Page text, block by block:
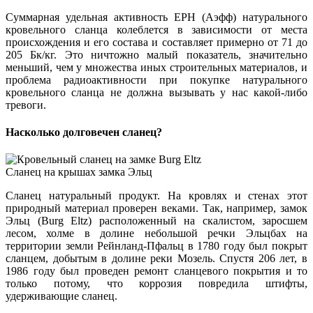
Суммарная удельная активность ЕРН (Аэфф) натурального
кровельного сланца колеблется в зависимости от места
происхождения и его состава и составляет примерно от 71 до
205 Бк/кг. Это ничтожно малый показатель, значительно
меньший, чем у множества иных строительных материалов, и
проблема радиоактивности при покупке натурального
кровельного сланца не должна вызывать у нас какой-либо
тревоги.
Насколько долговечен сланец?
Сланец на крышах замка Эльц
Сланец натуральный продукт. На кровлях и стенах этот
природный материал проверен веками. Так, например, замок
Эльц (Burg Eltz) расположенный на скалистом, заросшем
лесом, холме в долине небольшой речки Эльцбах на
территории земли Рейнланд-Пфальц в 1780 году был покрыт
сланцем, добытым в долине реки Мозель. Спустя 206 лет, в
1986 году был проведен ремонт сланцевого покрытия и то
только потому, что коррозия повредила штифты,
удерживающие сланец.